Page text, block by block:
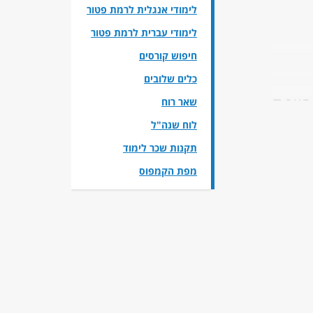
לימודי אנגלית לרמת פטור
לימודי עברית לרמת פטור
חיפוש קורסים
כלים שלובים
שאר רוח
לוח שנה"ל
תקנות שכר לימוד
מפת הקמפוס